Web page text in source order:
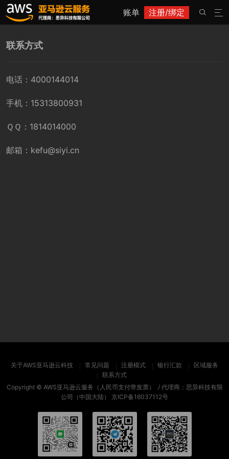
账单 注册/绑定 

联系方式
电话：4000144014
手机：15313800931
ＱＱ：1814014000
邮箱：kefu@siyi.cn
关于AWS亚马逊云科技 常见问题 注册模式 银行汇款
区域服务
联系方式
Copyright © AWS亚马逊云服务（人民币支付带发票）
/ 代理商：思异科技有限
公司（中国大陆） 京ICP备16037112号